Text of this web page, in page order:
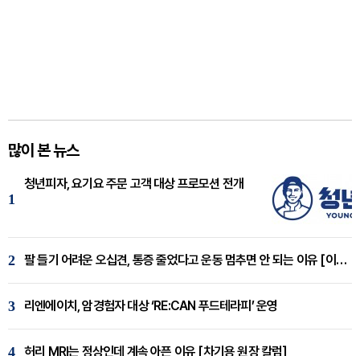
많이 본 뉴스
1
청년피자, 요기요 주문 고객 대상 프로모션 전개
2 팔 들기 어려운 오십견, 통증 줄었다고 운동 멈추면 안 되는 이유 [이병욱 원장 칼럼]
3 리엔에이치, 암경험자 대상 ‘RE:CAN 푸드테라피’ 운영
4 허리 MRI는 정상인데 계속 아픈 이유 [차기용 원장 칼럼]